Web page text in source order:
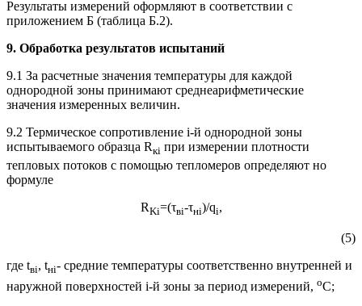
Результаты измерений оформляют в соответствии с
приложением Б (таблица Б.2).
9. Обработка результатов испытаний
9.1 За расчетные значения температуры для каждой
однородной зоны принимают среднеарифметические
значения измеренных величин.
9.2 Термическое сопротивление i-й однородной зоны
испытываемого образца Rкi при измерении плотности
тепловых потоков с помощью тепломеров определяют но
формуле
RKi=(τвi-τнi)/qi,
(5)
где tвi, tнi- средние температуры соответственно внутренней и
наружной поверхностей i-й зоны за период измерений, оС;